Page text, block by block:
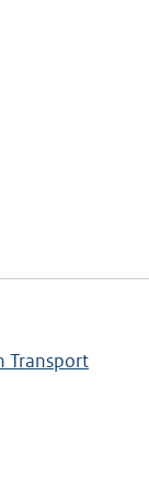
Transport